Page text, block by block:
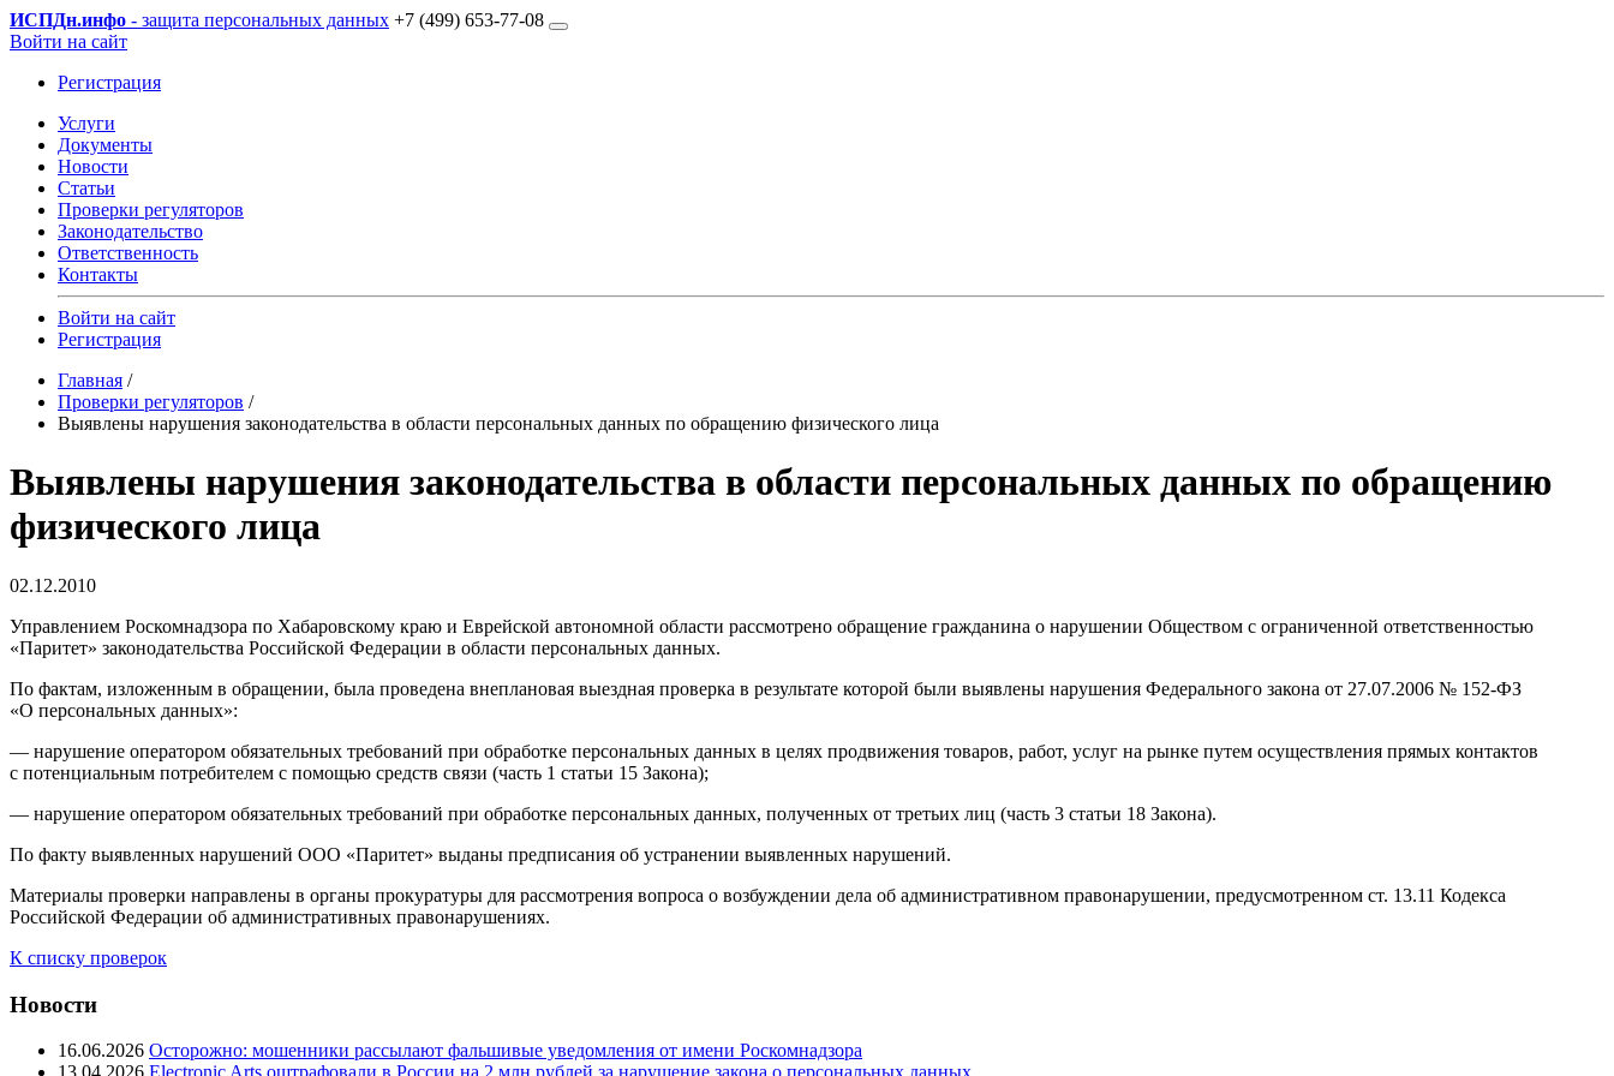
ИСПДн.инфо - защита персональных данных +7 (499) 653-77-08
Войти на сайт
Регистрация
Услуги
Документы
Новости
Статьи
Проверки регуляторов
Законодательство
Ответственность
Контакты
Войти на сайт
Регистрация
Главная /
Проверки регуляторов /
Выявлены нарушения законодательства в области персональных данных по обращению физического лица
Выявлены нарушения законодательства в области персональных данных по обращению
физического лица
02.12.2010
Управлением Роскомнадзора по Хабаровскому краю и Еврейской автономной области рассмотрено обращение гражданина о нарушении Обществом с ограниченной ответственностью
«Паритет» законодательства Российской Федерации в области персональных данных.
По фактам, изложенным в обращении, была проведена внеплановая выездная проверка в результате которой были выявлены нарушения Федерального закона от 27.07.2006 № 152-ФЗ
«О персональных данных»:
— нарушение оператором обязательных требований при обработке персональных данных в целях продвижения товаров, работ, услуг на рынке путем осуществления прямых контактов
с потенциальным потребителем с помощью средств связи (часть 1 статьи 15 Закона);
— нарушение оператором обязательных требований при обработке персональных данных, полученных от третьих лиц (часть 3 статьи 18 Закона).
По факту выявленных нарушений ООО «Паритет» выданы предписания об устранении выявленных нарушений.
Материалы проверки направлены в органы прокуратуры для рассмотрения вопроса о возбуждении дела об административном правонарушении, предусмотренном ст. 13.11 Кодекса
Российской Федерации об административных правонарушениях.
К списку проверок
Новости
16.06.2026 Осторожно: мошенники рассылают фальшивые уведомления от имени Роскомнадзора